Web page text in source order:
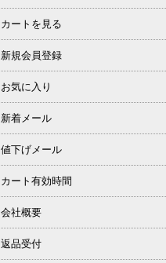
カートを見る
新規会員登録
お気に入り
新着メール
値下げメール
カート有効時間
会社概要
返品受付